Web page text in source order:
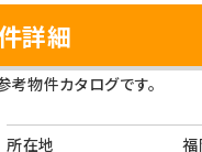
詳細
物件カタログです。
所在地